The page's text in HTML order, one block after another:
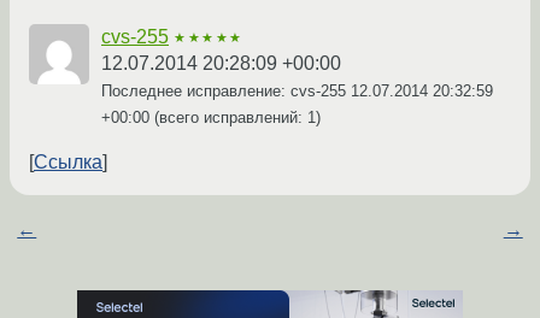
cvs-255 ★★★★★
12.07.2014 20:28:09 +00:00
Последнее исправление: cvs-255 12.07.2014 20:32:59
+00:00 (всего исправлений: 1)
Ссылка
← →